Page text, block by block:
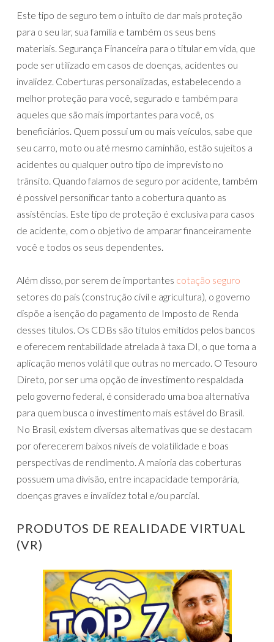
Este tipo de seguro tem o intuito de dar mais proteção
para o seu lar, sua família e também os seus bens
materiais. Segurança Financeira para o titular em vida, que
pode ser utilizado em casos de doenças, acidentes ou
invalidez. Coberturas personalizadas, estabelecendo a
melhor proteção para você, segurado e também para
aqueles que são mais importantes para você, os
beneficiários. Quem possui um ou mais veículos, sabe que
seu carro, moto ou até mesmo caminhão, estão sujeitos a
acidentes ou qualquer outro tipo de imprevisto no
trânsito. Quando falamos de seguro por acidente, também
é possível personificar tanto a cobertura quanto as
assistências. Este tipo de proteção é exclusiva para casos
de acidente, com o objetivo de amparar financeiramente
você e todos os seus dependentes.
Além disso, por serem de importantes cotação seguro
setores do país (construção civil e agricultura), o governo
dispõe a isenção do pagamento de Imposto de Renda
desses títulos. Os CDBs são títulos emitidos pelos bancos
e oferecem rentabilidade atrelada à taxa DI, o que torna a
aplicação menos volátil que outras no mercado. O Tesouro
Direto, por ser uma opção de investimento respaldada
pelo governo federal, é considerado uma boa alternativa
para quem busca o investimento mais estável do Brasil.
No Brasil, existem diversas alternativas que se destacam
por oferecerem baixos níveis de volatilidade e boas
perspectivas de rendimento. A maioria das coberturas
possuem uma divisão, entre incapacidade temporária,
doenças graves e invalidez total e/ou parcial.
PRODUTOS DE REALIDADE VIRTUAL
(VR)